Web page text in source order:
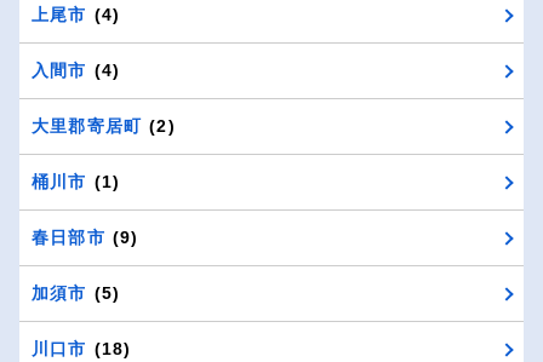
上尾市 (4)
入間市 (4)
大里郡寄居町 (2)
桶川市 (1)
春日部市 (9)
加須市 (5)
川口市 (18)